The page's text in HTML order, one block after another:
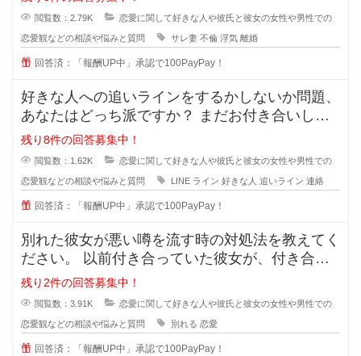
閲覧数：2.79K 恋愛に関して好きな人や彼氏と彼女の女性や男性での
恋愛観などの相談や悩みと質問 サレ妻 不倫 浮気 離婚
回答済：「報酬UP中」承認で100PayPay！
好きな人への追いラインをするかしないか問題、
あなたはどっち派ですか？ まだお付き合いして
いない段階での好きな人への
残り8件の回答募集中！
閲覧数：1.62K 恋愛に関して好きな人や彼氏と彼女の女性や男性での
恋愛観などの相談や悩みと質問 LINE ライン 好きな人 追いライン 連絡
回答済：「報酬UP中」承認で100PayPay！
別れた彼女が悪い噂を流す時の対処法を教えてく
ださい。 以前付き合っていた彼女が、付き合っ
ている時のことを周囲に平気
残り2件の回答募集中！
閲覧数：3.91K 恋愛に関して好きな人や彼氏と彼女の女性や男性での
恋愛観などの相談や悩みと質問 別れる 恋愛
回答済：「報酬UP中」承認で100PayPay！